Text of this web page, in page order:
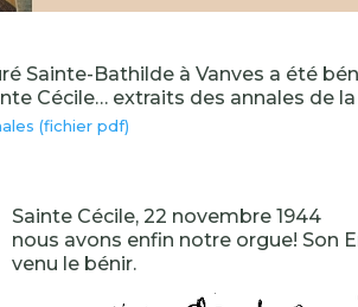
Sainte-Bathilde à Vanves a été
Cécile… extraits des annales de
(fichier pdf)
Sainte Cécile, 22 novembre 1944
nous avons enfin notre orgue! Son
venu le bénir.